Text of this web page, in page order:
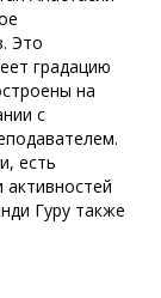
Это
градацию
на
с
есть
Гуру также